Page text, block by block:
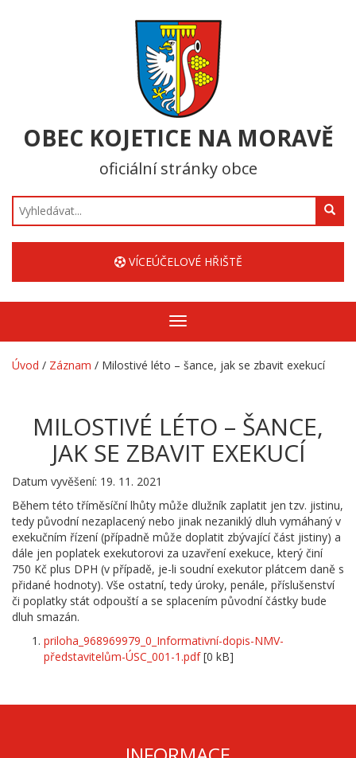
OBEC KOJETICE NA MORAVĚ
oficiální stránky obce
Hledat
VÍCEÚČELOVÉ HŘIŠTĚ
Zobrazit/skrýt
navigaci
Úvod / Záznam / Milostivé léto – šance, jak se zbavit exekucí
MILOSTIVÉ LÉTO – ŠANCE,
JAK SE ZBAVIT EXEKUCÍ
Datum vyvěšení: 19. 11. 2021
Během této tříměsíční lhůty může dlužník zaplatit jen tzv. jistinu,
tedy původní nezaplacený nebo jinak nezaniklý dluh vymáhaný v
exekučním řízení (případně může doplatit zbývající část jistiny) a
dále jen poplatek exekutorovi za uzavření exekuce, který činí
750 Kč plus DPH (v případě, je-li soudní exekutor plátcem daně s
přidané hodnoty). Vše ostatní, tedy úroky, penále, příslušenství
či poplatky stát odpouští a se splacením původní částky bude
dluh smazán.
priloha_968969979_0_Informativní-dopis-NMV-
představitelům-ÚSC_001-1.pdf[0 kB]